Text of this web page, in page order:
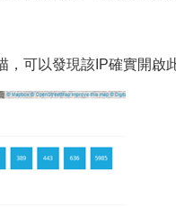
可以發現該IP確實開啟